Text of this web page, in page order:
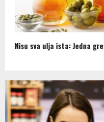
Nisu sva ulja ista: Jedna